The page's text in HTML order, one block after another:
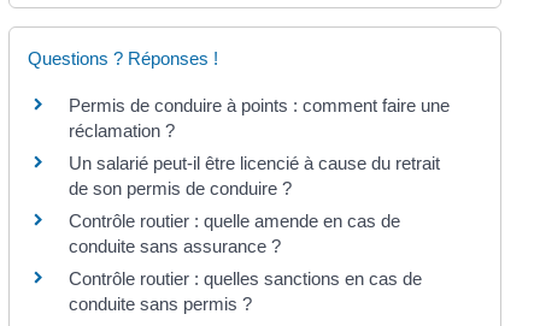
Questions ? Réponses !
Permis de conduire à points : comment faire une
réclamation ?
Un salarié peut-il être licencié à cause du retrait
de son permis de conduire ?
Contrôle routier : quelle amende en cas de
conduite sans assurance ?
Contrôle routier : quelles sanctions en cas de
conduite sans permis ?